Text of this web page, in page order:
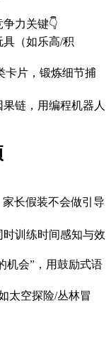
力关键👇
（如乐高/积
卡片，锻炼细节捕
链，用编程机器人
长假装不会做引导
训练时间感知与效
机会”，用鼓励式语
太空探险/丛林冒